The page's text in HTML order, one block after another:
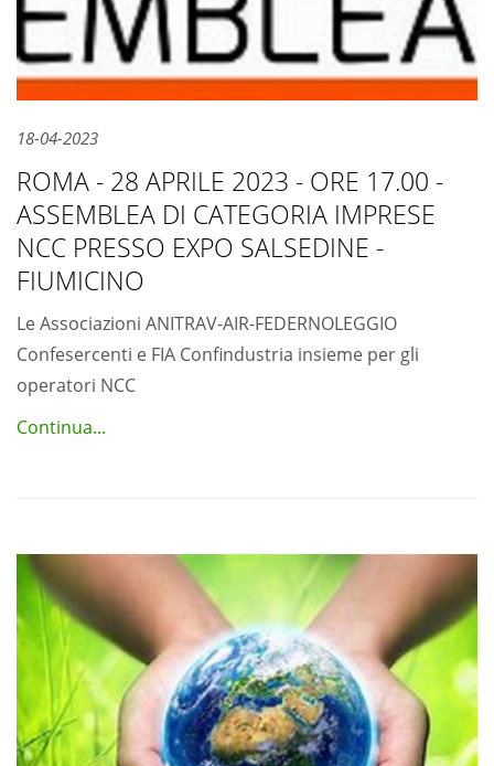
18-04-2023
ROMA - 28 APRILE 2023 - ORE 17.00 -
ASSEMBLEA DI CATEGORIA IMPRESE
NCC PRESSO EXPO SALSEDINE -
FIUMICINO
Le Associazioni ANITRAV-AIR-FEDERNOLEGGIO
Confesercenti e FIA Confindustria insieme per gli
operatori NCC
Continua...